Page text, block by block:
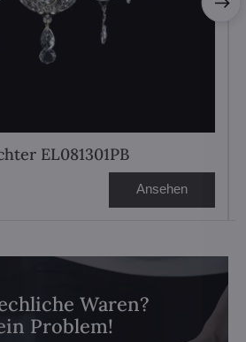
EL081301PB
Ansehen
Waren?
Problem!